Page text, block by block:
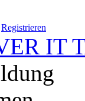
Registrieren
IT